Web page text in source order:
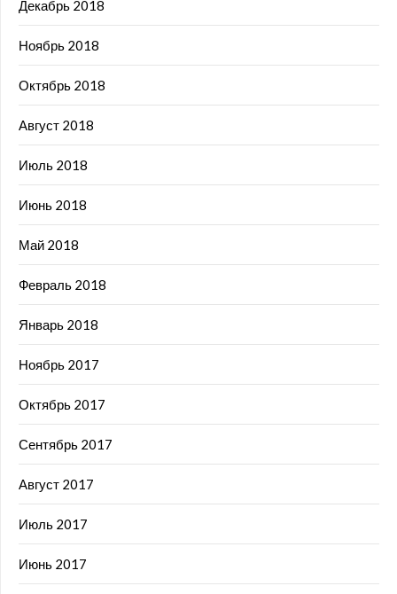
Декабрь 2018
Ноябрь 2018
Октябрь 2018
Август 2018
Июль 2018
Июнь 2018
Май 2018
Февраль 2018
Январь 2018
Ноябрь 2017
Октябрь 2017
Сентябрь 2017
Август 2017
Июль 2017
Июнь 2017